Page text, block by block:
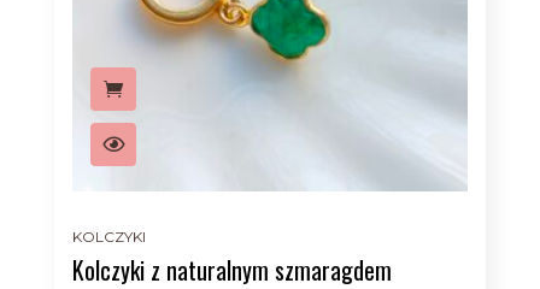
KOLCZYKI
Kolczyki z naturalnym szmaragdem